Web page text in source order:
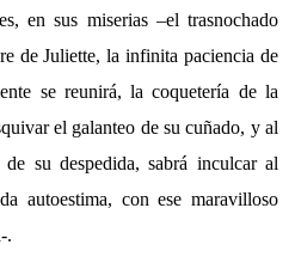
en sus miserias –el trasnochado
de Juliette, la infinita paciencia de
se reunirá, la coquetería de la
el galanteo de su cuñado, y al
su despedida, sabrá inculcar al
autoestima, con ese maravilloso
.